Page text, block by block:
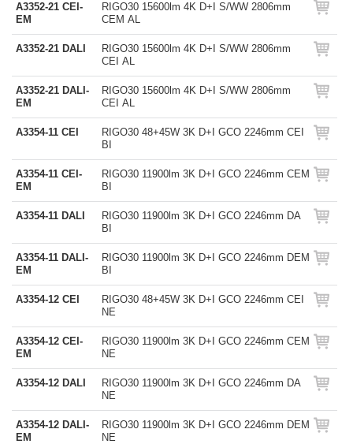
A3352-21 CEI-
EM
RIGO30 15600lm 4K D+I S/WW 2806mm
CEM AL
A3352-21 DALI
RIGO30 15600lm 4K D+I S/WW 2806mm
CEI AL
A3352-21 DALI-
EM
RIGO30 15600lm 4K D+I S/WW 2806mm
CEI AL
A3354-11 CEI
RIGO30 48+45W 3K D+I GCO 2246mm CEI
BI
A3354-11 CEI-
EM
RIGO30 11900lm 3K D+I GCO 2246mm CEM
BI
A3354-11 DALI
RIGO30 11900lm 3K D+I GCO 2246mm DA
BI
A3354-11 DALI-
EM
RIGO30 11900lm 3K D+I GCO 2246mm DEM
BI
A3354-12 CEI
RIGO30 48+45W 3K D+I GCO 2246mm CEI
NE
A3354-12 CEI-
EM
RIGO30 11900lm 3K D+I GCO 2246mm CEM
NE
A3354-12 DALI
RIGO30 11900lm 3K D+I GCO 2246mm DA
NE
A3354-12 DALI-
EM
RIGO30 11900lm 3K D+I GCO 2246mm DEM
NE